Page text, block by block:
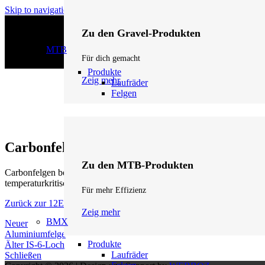
Skip to navigation
Zu den Gravel-Produkten
Für dich gemacht
Zeig mehr
MTB
Produkte
Laufräder
Felgen
Zu den MTB-Produkten
Für mehr Effizienz
Zeig mehr
BMX
Produkte
Laufräder
Carbonfelge
Carbonfelgen bestehen aus
, meist mit
temperaturkritisch bei Felgenbremsen.
Zurück zur 12Eleven Lexikon Startseite
Neuer
Aluminiumfelge
Älter IS-6-Loch
Schließen